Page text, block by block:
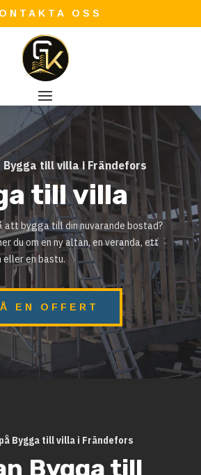
OSS
Bygga till villa i Frändefors
till villa
att bygga till din nuvarande bostad?
du om en ny altan, en veranda, ett
en bastu.
EN OFFERT
Bygga till villa i Frändefors
Bygga till